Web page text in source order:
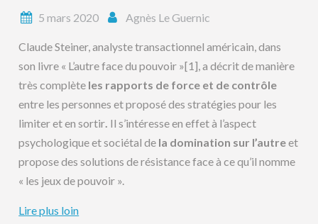
5 mars 2020 Agnès Le Guernic
Claude Steiner, analyste transactionnel américain, dans
son livre « L’autre face du pouvoir »[1], a décrit de manière
très complète les rapports de force et de contrôle
entre les personnes et proposé des stratégies pour les
limiter et en sortir. Il s’intéresse en effet à l’aspect
psychologique et sociétal de la domination sur l’autreet
propose des solutions de résistance face à ce qu’il nomme
« les jeux de pouvoir ».
Lire plus loin